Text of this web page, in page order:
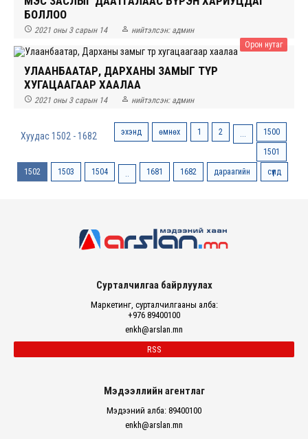
БОЛЛОО
 2021 оны 3 сарын 14  нийтэлсэн: админ
Орон нутаг
УЛААНБААТАР, ДАРХАНЫ ЗАМЫГ ТҮР
ХУГАЦААГААР ХААЛАА
 2021 оны 3 сарын 14  нийтэлсэн: админ
Хуудас 1502 - 1682 эхэнд өмнөх 1 2 ... 1500
1501
1502 1503 1504 .. 1681 1682 дараагийн сүүлд
Сурталчилгаа байрлуулах
Маркетинг, сурталчилгааны алба:
+976 89400100
enkh@arslan.mn
RSS
Мэдээллийн агентлаг
Мэдээний алба: 89400100
enkh@arslan.mn